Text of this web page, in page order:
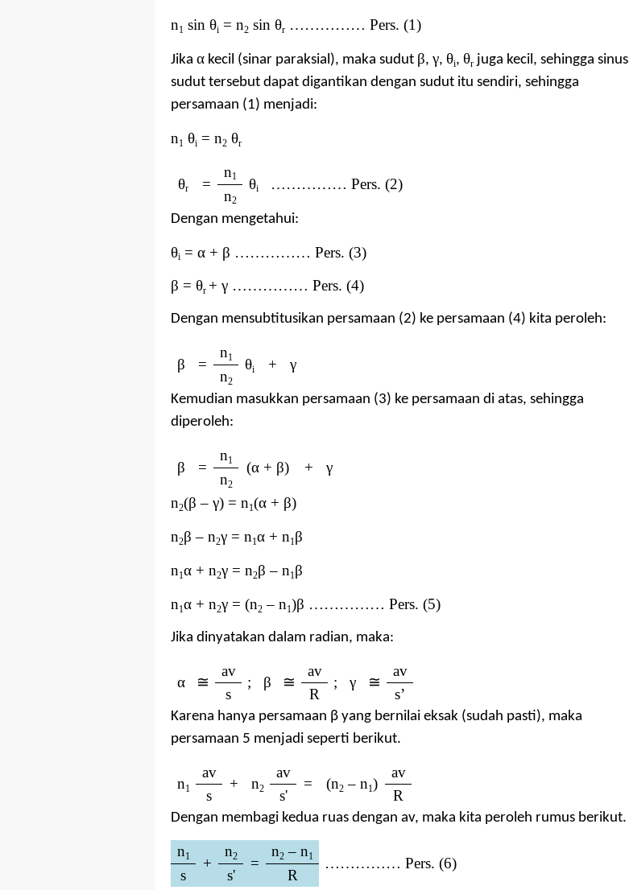
n1 sin θi = n2 sin θr …………… Pers. (1)
Jika α kecil (sinar paraksial), maka sudut β, γ, θi, θr juga kecil, sehingga sinus
sudut tersebut dapat digantikan dengan sudut itu sendiri, sehingga
persamaan (1) menjadi:
n1 θi = n2 θr
θr =
n1 θi …………… Pers. (2)
n2
Dengan mengetahui:
θi = α + β …………… Pers. (3)
β = θr + γ …………… Pers. (4)
Dengan mensubtitusikan persamaan (2) ke persamaan (4) kita peroleh:
β =
n1 θi + γ
n2
Kemudian masukkan persamaan (3) ke persamaan di atas, sehingga
diperoleh:
β =
n1 (α + β) + γ
n2
n2(β – γ) = n1(α + β)
n2β – n2γ = n1α + n1β
n1α + n2γ = n2β – n1β
n1α + n2γ = (n2 – n1)β …………… Pers. (5)
Jika dinyatakan dalam radian, maka:
α ≅
av
; β ≅
av
; γ ≅
av
s
R s’
Karena hanya persamaan β yang bernilai eksak (sudah pasti), maka
persamaan 5 menjadi seperti berikut.
n1
av
+ n2
av
= (n2 – n1)
av
s
s' R
Dengan membagi kedua ruas dengan av, maka kita peroleh rumus berikut.
n1 +
n2 =
n2 – n1 …………… Pers. (6)
s s' R